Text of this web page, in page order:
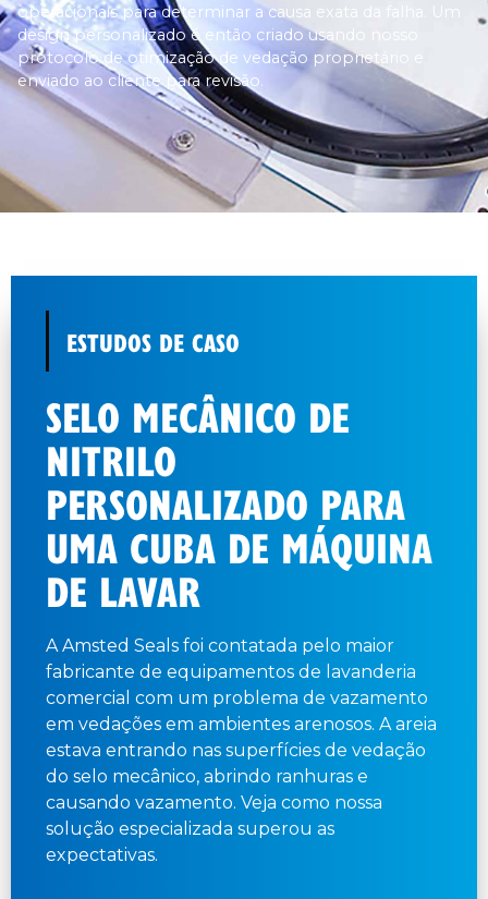
operacionais para determinar a causa exata da falha. Um
design personalizado é então criado usando nosso
protocolo de otimização de vedação proprietário e
enviado ao cliente para revisão.
ESTUDOS DE CASO
SELO MECÂNICO DE
NITRILO
PERSONALIZADO PARA
UMA CUBA DE MÁQUINA
DE LAVAR
A Amsted Seals foi contatada pelo maior
fabricante de equipamentos de lavanderia
comercial com um problema de vazamento
em vedações em ambientes arenosos. A areia
estava entrando nas superfícies de vedação
do selo mecânico, abrindo ranhuras e
causando vazamento. Veja como nossa
solução especializada superou as
expectativas.